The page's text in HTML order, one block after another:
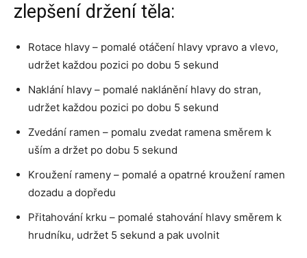
zlepšení držení těla:
Rotace hlavy – pomalé otáčení hlavy vpravo a vlevo,
udržet každou pozici po dobu 5 sekund
Naklání hlavy – pomalé naklánění hlavy do stran,
udržet každou pozici po dobu 5 sekund
Zvedání ramen – pomalu zvedat ramena směrem k
uším a držet po dobu 5 sekund
Kroužení rameny – pomalé a opatrné kroužení ramen
dozadu a dopředu
Přitahování krku – pomalé stahování hlavy směrem k
hrudníku, udržet 5 sekund a pak uvolnit